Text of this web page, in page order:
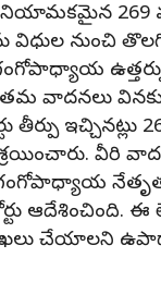
నియామకమైన 269
నుంచి
వాదనలు
తీర్పు ఇచ్చినట్లు
ఆశ్రయించారు. వీరి
ఆదేశించింది. ఈ
చేయాలని